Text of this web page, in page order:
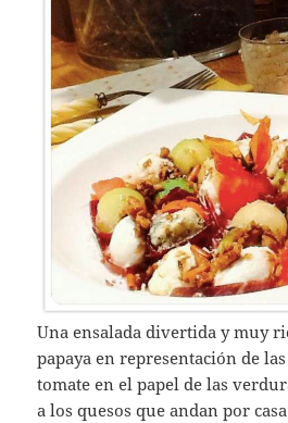
Una ensalada divertida y muy
papaya en representación de
tomate en el papel de las
a los quesos que andan por